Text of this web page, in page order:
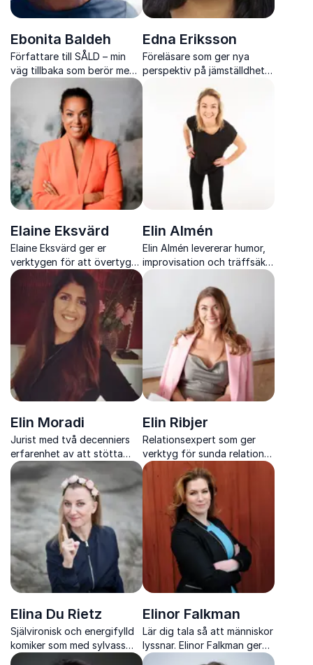
Ebonita Baldeh
Författare till SÅLD – min
väg tillbaka som berör med
en stark berättelse om
överlevnad och läkning
Edna Eriksson
Föreläsare som ger nya
perspektiv på jämställdhet
Elaine Eksvärd
Elaine Eksvärd ger er
verktygen för att övertyga,
leda och snacka snyggt i
Elin Almén
Elin Almén levererar humor,
improvisation och träffsäker
publiknärvaro som lyfter
Elin Moradi
Jurist med två decenniers
erfarenhet av att stötta
brottsutsatta genom hela
rättsprocessen
Elin Ribjer
Relationsexpert som ger
verktyg för sunda relationer
och starkare liv
Elina Du Rietz
Självironisk och energifylld
komiker som med sylvass
improvisation och hög
Elinor Falkman
Lär dig tala så att människor
lyssnar. Elinor Falkman ger
konkreta verktyg i retorik,